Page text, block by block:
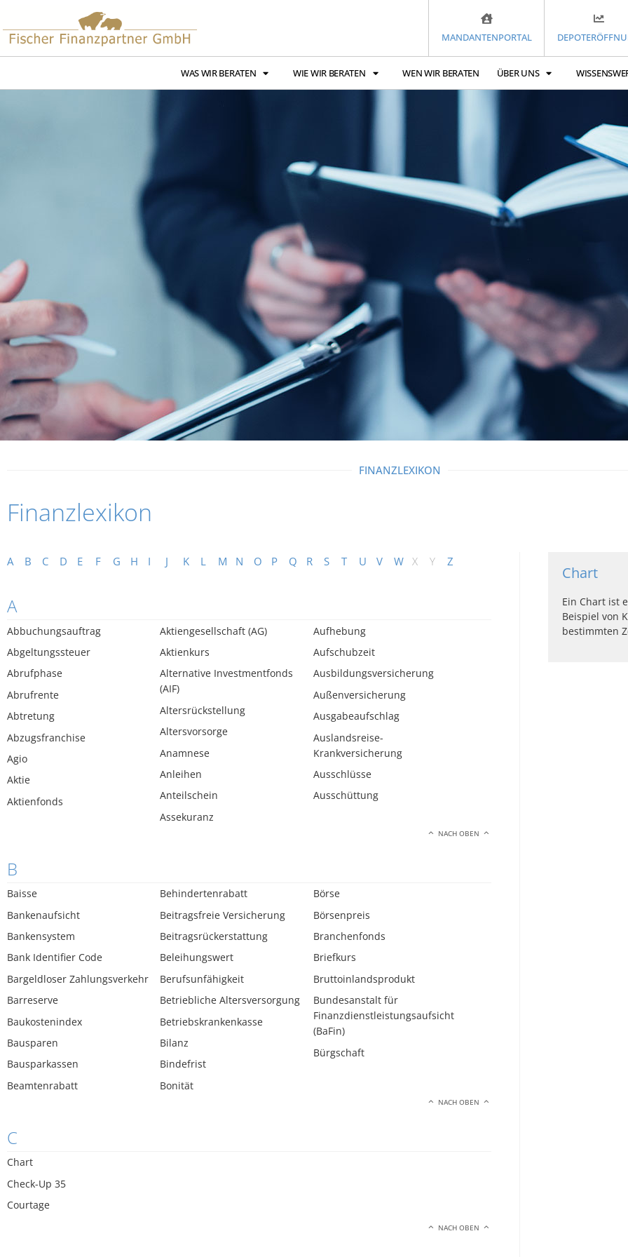
MANDANTENPORTAL
WAS WIR BERATEN WIE WIR BERATEN WEN WIR BERATEN ÜBER UNS
FINANZLEXIKON
Finanzlexikon
A B C D E F G H I J K L M N O P Q R S T U V W X Y Z
A
Abbuchungsauftrag
Abgeltungssteuer
Abrufphase
Abrufrente
Abtretung
Abzugsfranchise
Agio
Aktie
Aktienfonds
Aktiengesellschaft (AG)
Aktienkurs
Alternative Investmentfonds
(AIF)
Altersrückstellung
Altersvorsorge
Anamnese
Anleihen
Anteilschein
Assekuranz
Aufhebung
Aufschubzeit
Ausbildungsversicherung
Außenversicherung
Ausgabeaufschlag
Auslandsreise-
Krankversicherung
Ausschlüsse
Ausschüttung
NACH OBEN
B
Baisse
Bankenaufsicht
Bankensystem
Bank Identifier Code
Bargeldloser Zahlungsverkehr
Barreserve
Baukostenindex
Bausparen
Bausparkassen
Beamtenrabatt
Behindertenrabatt
Beitragsfreie Versicherung
Beitragsrückerstattung
Beleihungswert
Berufsunfähigkeit
Betriebliche Altersversorgung
Betriebskrankenkasse
Bilanz
Bindefrist
Bonität
Börse
Börsenpreis
Branchenfonds
Briefkurs
Bruttoinlandsprodukt
Bundesanstalt für
Finanzdienstleistungsaufsicht
(BaFin)
Bürgschaft
NACH OBEN
C
Chart
Check-Up 35
Courtage
NACH OBEN
Chart
Ein Chart ist
Beispiel von
bestimmten